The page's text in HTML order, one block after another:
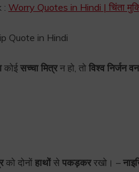
: Worry Quotes in Hindi | चिंता
कोईसच्चा मित्रन हो, तो विश्व निर्जन वन
को दोनों हाथोंसे पकड़कररखो। –